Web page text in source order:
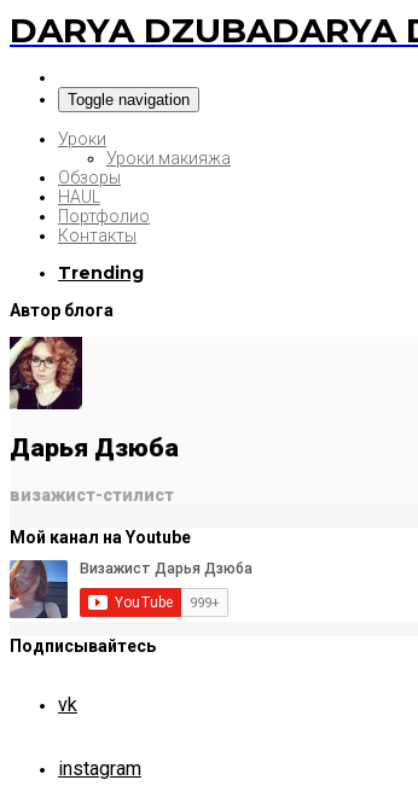
DARYA DZUBADARYA
Toggle navigation
Уроки
Уроки макияжа
Обзоры
HAUL
Портфолио
Контакты
Trending
Автор блога
Дарья Дзюба
визажист-стилист
Мой канал на Youtube
Подписывайтесь
vk
instagram